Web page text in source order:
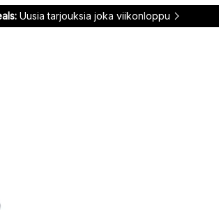
Uusia tarjouksia joka viikonloppu